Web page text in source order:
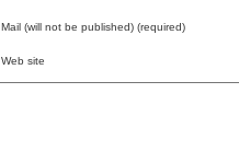
Mail (will not be published) (required)
Web site